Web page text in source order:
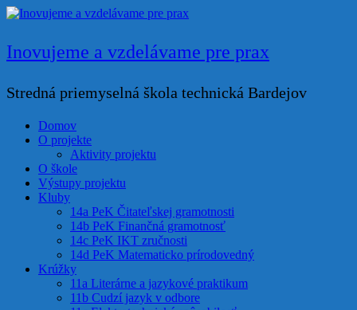
Prejsť
Inovujeme a vzdelávame pre prax
Stredná priemyselná škola technická Bardejov
Domov
O projekte
Aktivity projektu
O škole
Výstupy projektu
Kluby
14a PeK Čitateľskej gramotnosti
14b PeK Finančná gramotnosť
14c PeK IKT zručnosti
14d PeK Matematicko prírodovedný
Krúžky
11a Literárne a jazykové praktikum
11b Cudzí jazyk v odbore